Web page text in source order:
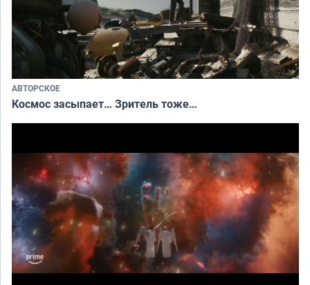
АВТОРСКОЕ
Космос засыпает… Зритель тоже…